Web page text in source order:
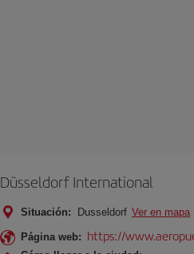
Düsseldorf International
Situación: Dusseldorf Ver en mapa
Página web: https://